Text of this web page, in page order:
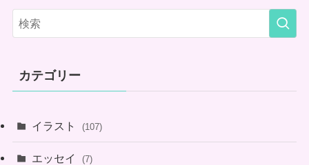
カテゴリー
イラスト (107)
エッセイ (7)